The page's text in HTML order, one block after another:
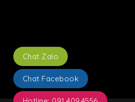
Chat Zalo
Chat Facebook